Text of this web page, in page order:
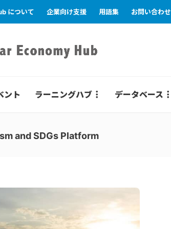
について 企業向け支援 用語集 お問い合わせ
ント ラーニングハブ データベース
and SDGs Platform